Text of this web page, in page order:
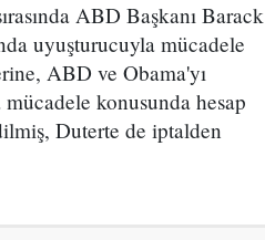
ABD Başkanı Barack
uyuşturucuyla mücadele
ABD ve Obama'yı
konusunda hesap
Duterte de iptalden